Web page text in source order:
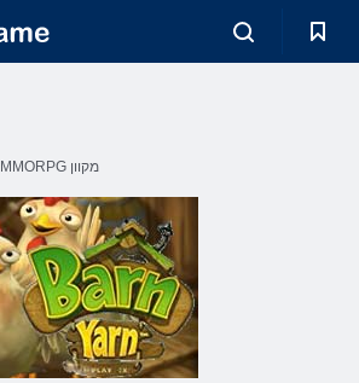
משחקי MMORPG מקוון